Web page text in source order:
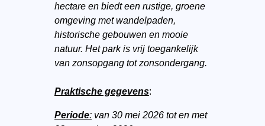
hectare en biedt een rustige, groene
omgeving met wandelpaden,
historische gebouwen en mooie
natuur. Het park is vrij toegankelijk
van zonsopgang tot zonsondergang.
Praktische gegevens:
Periode:van 30 mei 2026 tot en met